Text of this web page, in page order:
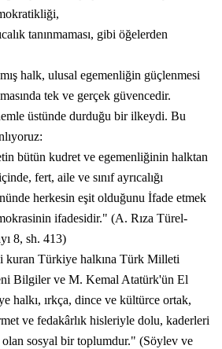
tanınmaması, gibi öğelerden
halk, ulusal egemenliğin güçlenmesi
tek ve gerçek güvencedir.
üstünde durduğu bir ilkeydi. Bu
bütün kudret ve egemenliğinin halktan
fert, aile ve sınıf ayrıcalığı
herkesin eşit olduğunu İfade etmek
ifadesidir." (A. Rıza Türel-
8, sh. 413)
Türkiye halkına Türk Milleti
Bilgiler ve M. Kemal Atatürk'ün El
halkı, ırkça, dince ve kültürce ortak,
ve fedakârlık hisleriyle dolu, kaderleri
sosyal bir toplumdur." (Söylev ve